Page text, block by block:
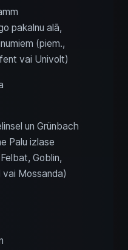
pakalnu alā,
(piem.,
vai Univolt)
un Grünbach
Palu izlase
Goblin,
vai Mossanda)